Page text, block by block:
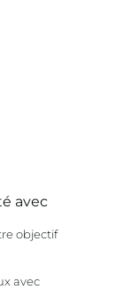
avec
objectif
avec